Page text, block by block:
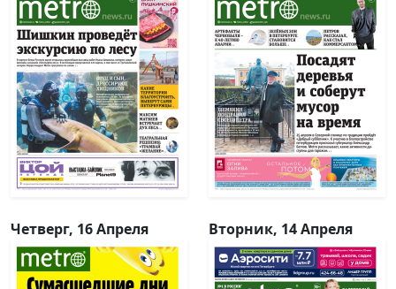
Четверг, 16 Апреля Вторник, 14 Апреля